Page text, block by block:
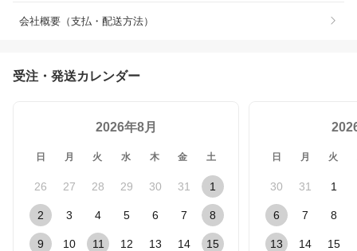
会社概要（支払・配送方法）
受注・発送カレンダー
2026年8月
日 月 火 水 木 金 土
26 27 28 29 30 31 1
2 3 4 5 6 7 8
9 10 11 12 13 14 15
日 月 火
30 31 1
6 7 8
13 14 15